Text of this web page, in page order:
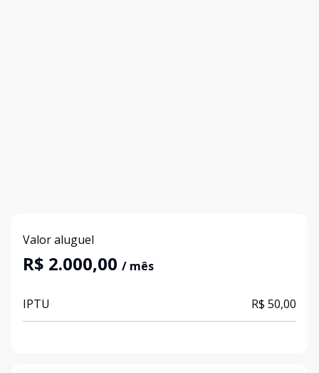
Valor aluguel
R$ 2.000,00 / mês
IPTU R$ 50,00